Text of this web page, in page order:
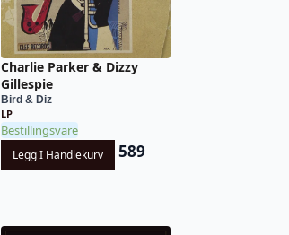
Charlie Parker & Dizzy
Gillespie
Bird & Diz
LP
Bestillingsvare
Legg I Handlekurv 589